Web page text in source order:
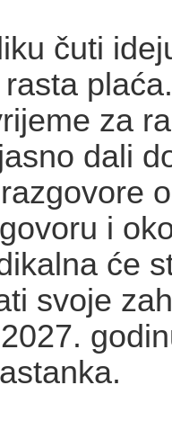
čuti
za
dali
i
će
svoje